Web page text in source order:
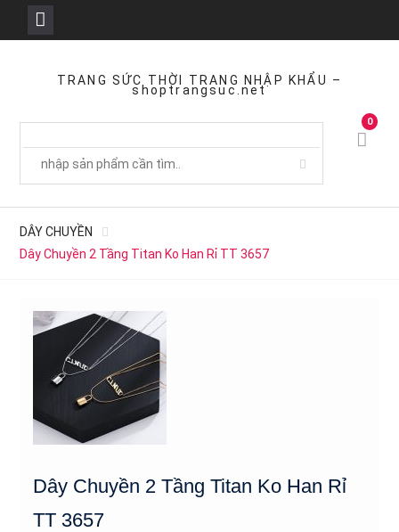
TRANG SỨC THỜI TRANG NHẬP KHẨU –
shoptrangsuc.net
0
DÂY CHUYỀN
Dây Chuyền 2 Tầng Titan Ko Han Rỉ TT 3657
Dây Chuyền 2 Tầng Titan Ko Han Rỉ
TT 3657